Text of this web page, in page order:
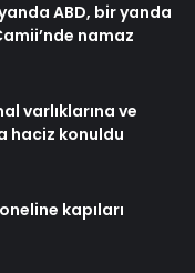
ABD, bir yanda
namaz
varlıklarına ve
haciz konuldu
kapıları